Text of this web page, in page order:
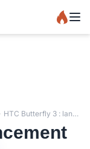
HTC Butterfly 3 : lancement attendu en avril ou mai au Japon